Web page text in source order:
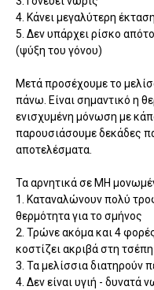
4. Κάνει μεγαλύτερη
5. Δεν υπάρχει ρίσκο
(ψύξη του γόνου)
Μετά προσέχουμε το
πάνω. Είναι σημαντικό η
ενισχυμένη μόνωση με
παρουσιάσουμε δεκάδες
αποτελέσματα.
Τα αρνητικά σε ΜΗ
1. Καταναλώνουν πολύ
θερμότητα για το σμήνος
2. Τρώνε ακόμα και 4
κοστίζει ακριβά στη
3. Τα μελίσσια διατηρούν
4. Δεν είναι υγιή - δυνατά